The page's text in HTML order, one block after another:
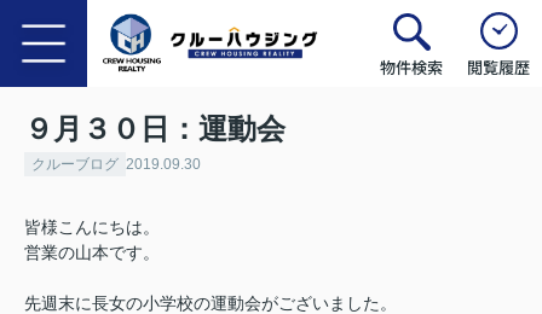
物件検索 閲覧履歴
９月３０日：運動会
クルーブログ 2019.09.30
皆様こんにちは。
営業の山本です。
先週末に長女の小学校の運動会がございました。